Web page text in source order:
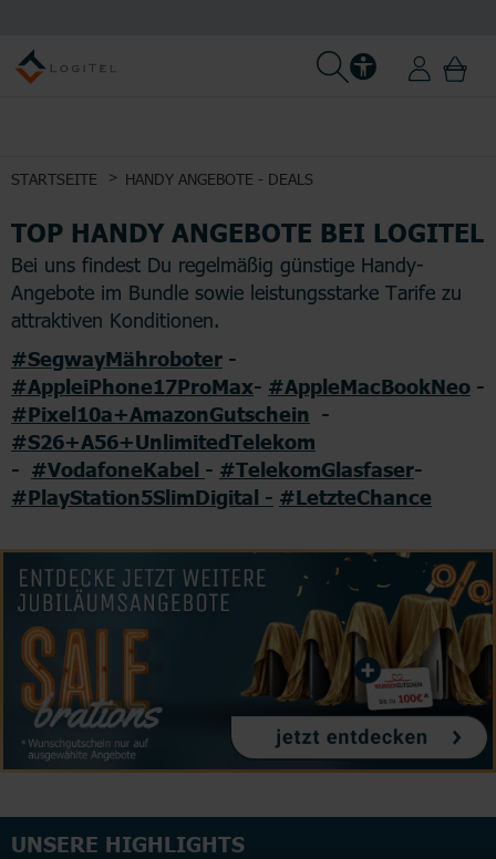
STARTSEITE HANDY ANGEBOTE - DEALS
TOP HANDY ANGEBOTE BEI LOGITEL
Bei uns findest Du regelmäßig günstige Handy-
Angebote im Bundle sowie leistungsstarke Tarife zu
attraktiven Konditionen.
#SegwayMähroboter -
#AppleiPhone17ProMax- #AppleMacBookNeo -
#Pixel10a+AmazonGutschein -
#S26+A56+UnlimitedTelekom
- #VodafoneKabel - #TelekomGlasfaser-
#PlayStation5SlimDigital - #LetzteChance
UNSERE HIGHLIGHTS